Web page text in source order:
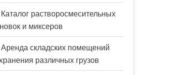
Каталог растворосмесительных
и миксеров
Аренда складских помещений
различных грузов